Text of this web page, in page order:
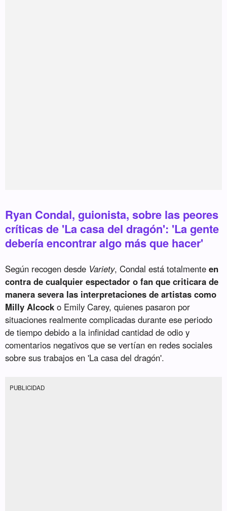
Ryan Condal, guionista, sobre las peores
críticas de 'La casa del dragón': 'La gente
debería encontrar algo más que hacer'
Según recogen desde Variety, Condal está totalmenteen
contra de cualquier espectador o fan que criticara de
manera severa las interpretaciones de artistas como
Milly Alcock o Emily Carey, quienes pasaron por
situaciones realmente complicadas durante ese periodo
de tiempo debido a la infinidad cantidad de odio y
comentarios negativos que se vertían en redes sociales
sobre sus trabajos en 'La casa del dragón'.
PUBLICIDAD